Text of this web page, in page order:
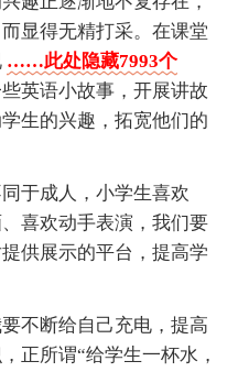
显得无精打采。在课堂
……此处隐藏7993个
英语小故事，开展讲故
生的兴趣，拓宽他们的
于成人，小学生喜欢
喜欢动手表演，我们要
供展示的平台，提高学
不断给自己充电，提高
正所谓“给学生一杯水，